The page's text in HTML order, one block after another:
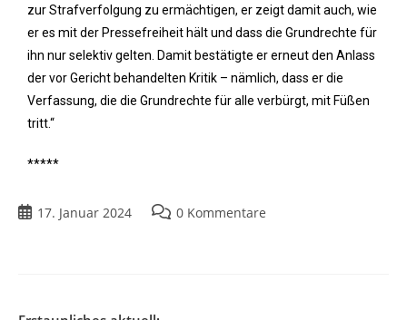
zur Strafverfolgung zu ermächtigen, er zeigt damit auch, wie
er es mit der Pressefreiheit hält und dass die Grundrechte für
ihn nur selektiv gelten. Damit bestätigte er erneut den Anlass
der vor Gericht behandelten Kritik – nämlich, dass er die
Verfassung, die die Grundrechte für alle verbürgt, mit Füßen
tritt.“
*****
17. Januar 2024 0 Kommentare